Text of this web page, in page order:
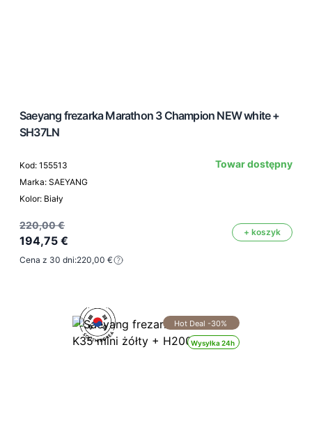
Saeyang frezarka Marathon 3 Champion NEW white +
SH37LN
Kod: 155513
Marka: SAEYANG
Kolor: Biały
Towar dostępny
220,00 €
194,75 €
+ koszyk
Cena z 30 dni:220,00 €
Wysyłka 24h
Hot Deal -30%